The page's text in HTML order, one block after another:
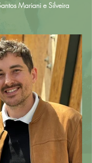
Mariani e Silveira